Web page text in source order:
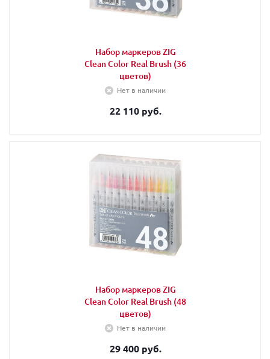
Набор маркеров ZIG
Clean Color Real Brush (36
цветов)
Нет в наличии
22 110 руб.
Набор маркеров ZIG
Clean Color Real Brush (48
цветов)
Нет в наличии
29 400 руб.